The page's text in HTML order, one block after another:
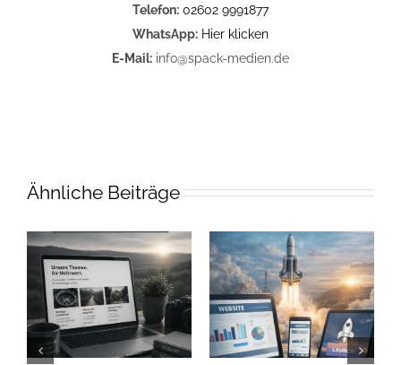
Telefon: 02602 9991877
WhatsApp: Hier klicken
E-Mail: info@spack-medien.de
Ähnliche Beiträge